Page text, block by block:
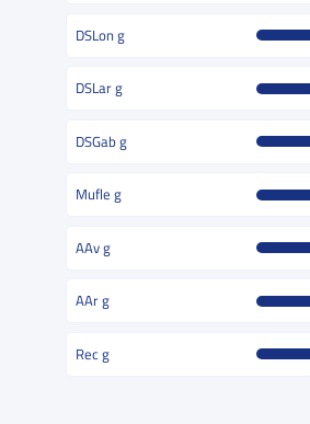
DSLon g
DSLar g
DSGab g
Mufle g
AAv g
AAr g
Rec g